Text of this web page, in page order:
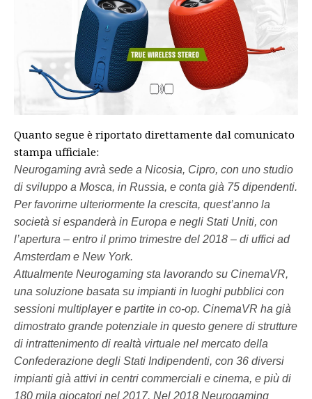
Quanto segue è riportato direttamente dal comunicato
stampa ufficiale:
Neurogaming avrà sede a Nicosia, Cipro, con uno studio
di sviluppo a Mosca, in Russia, e conta già 75 dipendenti.
Per favorirne ulteriormente la crescita, quest’anno la
società si espanderà in Europa e negli Stati Uniti, con
l’apertura – entro il primo trimestre del 2018 – di uffici ad
Amsterdam e New York.
Attualmente Neurogaming sta lavorando su CinemaVR,
una soluzione basata su impianti in luoghi pubblici con
sessioni multiplayer e partite in co-op. CinemaVR ha già
dimostrato grande potenziale in questo genere di strutture
di intrattenimento di realtà virtuale nel mercato della
Confederazione degli Stati Indipendenti, con 36 diversi
impianti già attivi in centri commerciali e cinema, e più di
180 mila giocatori nel 2017. Nel 2018 Neurogaming